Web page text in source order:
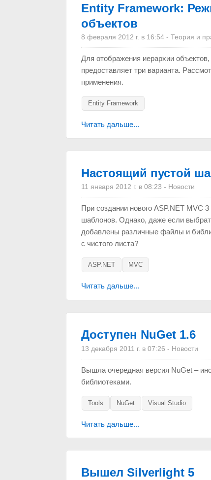
Entity Framework:
объектов
8 февраля 2012 г. в 16:54- Теория и
Для отображения иерархии
предоставляет три варианта.
применения.
Entity Framework
Читать дальше...
Настоящий пустой
11 января 2012 г. в 08:23 - Новости
При создании нового ASP.NET MVC
шаблонов. Однако, даже если
добавлены различные файлы и
с чистого листа?
ASP.NET MVC
Читать дальше...
Доступен NuGet 1.6
13 декабря 2011 г. в 07:26 - Новости
Вышла очередная версия NuGet –
библиотеками.
Tools NuGet Visual Studio
Читать дальше...
Вышел Silverlight 5